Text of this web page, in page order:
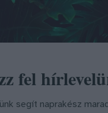
fel
segít naprakész